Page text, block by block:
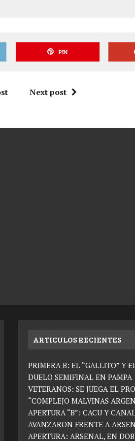
PIN
Next post
ARTICULOS RECIENTES
PRIMERA B: EL “GALLITO” Y
DUELO SEMIFINAL EN PAMPA
VETERANOS: SE JUEGA EL
“COMPLEJO MALVINAS
APERTURA “B”: CACU Y
AVANZARON FRENTE A
APERTURA: ARSENAL, EN